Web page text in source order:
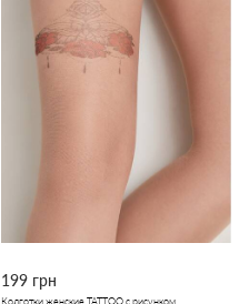
199 грн
Колготки женские TATTOO с рисунком